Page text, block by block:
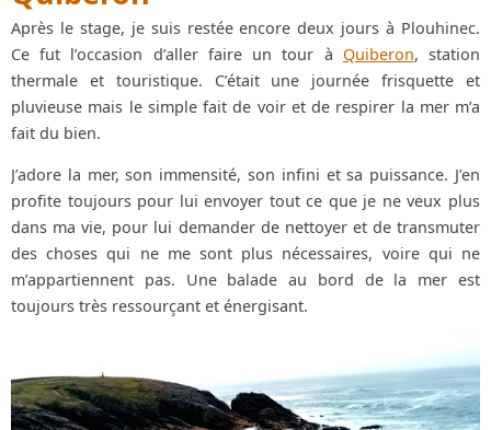
Après le stage, je suis restée encore deux jours à Plouhinec.
Ce fut l’occasion d’aller faire un tour à Quiberon, station
thermale et touristique. C’était une journée frisquette et
pluvieuse mais le simple fait de voir et de respirer la mer m’a
fait du bien.
J’adore la mer, son immensité, son infini et sa puissance. J’en
profite toujours pour lui envoyer tout ce que je ne veux plus
dans ma vie, pour lui demander de nettoyer et de transmuter
des choses qui ne me sont plus nécessaires, voire qui ne
m’appartiennent pas. Une balade au bord de la mer est
toujours très ressourçant et énergisant.